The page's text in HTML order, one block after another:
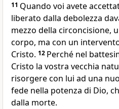
11 Quando voi avete
liberato dalla debolezza
mezzo della circoncisione,
corpo, ma con un
Cristo. 12 Perché nel
Cristo la vostra vecchia
risorgere con lui ad una
fede nella potenza di Dio,
dalla morte.